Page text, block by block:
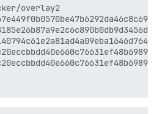
overlay2